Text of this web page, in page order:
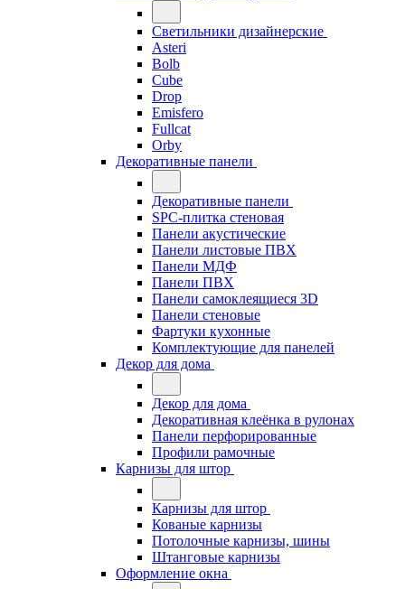
Светильники дизайнерские
Asteri
Bolb
Cube
Drop
Emisfero
Fullcat
Orby
Декоративные панели
Декоративные панели
SPC-плитка стеновая
Панели акустические
Панели листовые ПВХ
Панели МДФ
Панели ПВХ
Панели самоклеящиеся 3D
Панели стеновые
Фартуки кухонные
Комплектующие для панелей
Декор для дома
Декор для дома
Декоративная клеёнка в рулонах
Панели перфорированные
Профили рамочные
Карнизы для штор
Карнизы для штор
Кованые карнизы
Потолочные карнизы, шины
Штанговые карнизы
Оформление окна